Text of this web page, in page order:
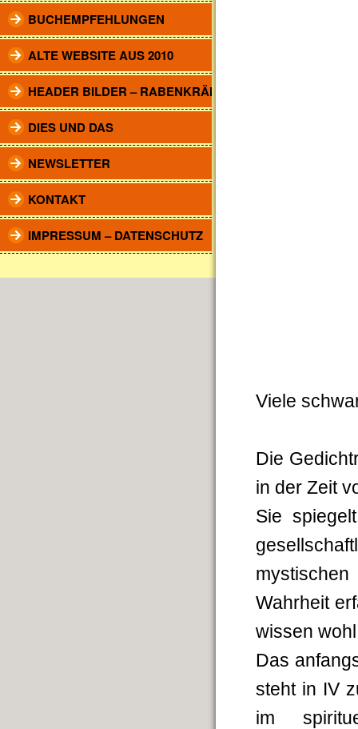
BUCHEMPFEHLUNGEN
ALTE WEBSITE AUS 2010
HEADER BILDER – RABENKRÄHEN
DIES UND DAS
NEWSLETTER
KONTAKT
IMPRESSUM – DATENSCHUTZ
Viele
Die
in der Zeit
Sie
Wahrheit
wissen
Das
steht in IV
im